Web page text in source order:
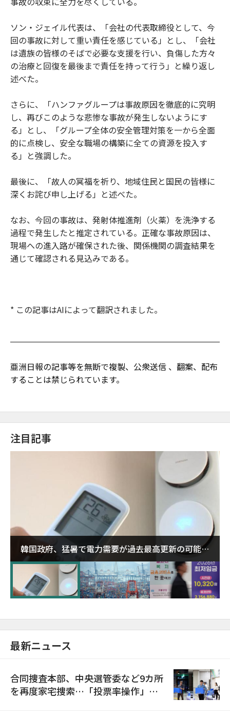
ソン・ジェイル代表は、「会社の代表取締役として、今
回の事故に対して重い責任を感じている」とし、「会社
は遺族の皆様のそばで必要な支援を行い、負傷した方々
の治療と回復を最後まで責任を持って行う」と繰り返し
述べた。
さらに、「ハンファグループは事故原因を徹底的に究明
し、再びこのような悲惨な事故が発生しないようにす
る」とし、「グループ全体の安全管理対策を一から全面
的に点検し、安全な職場の構築に全ての資源を投入す
る」と強調した。
最後に、「故人の冥福を祈り、地域住民と国民の皆様に
深くお詫び申し上げる」と述べた。
なお、今回の事故は、発射体推進剤（火薬）を洗浄する
過程で発生したと推定されている。正確な事故原因は、
現場への進入路が確保された後、関係機関の調査結果を
通じて確認される見込みである。
* この記事はAIによって翻訳されました。
亜洲日報の記事等を無断で複製、公衆送信 、翻案、配布
することは禁じられています。
注目記事
韓国政府、猛暑で電力需要が過去最高更新の可能性
に需給対応体制を点検
最新ニュース
合同捜査本部、中央選管委など9カ所
を再度家宅捜索…「投票率操作」の